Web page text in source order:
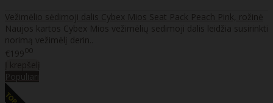
Vežimėlio sėdimoji dalis Cybex Mios Seat Pack Peach Pink, rožinė
Naujos kartos Cybex Mios vežimėlių sedimoji dalis leidžia susirinkti
norimą vežimėlį derin..
€19900
Populiari